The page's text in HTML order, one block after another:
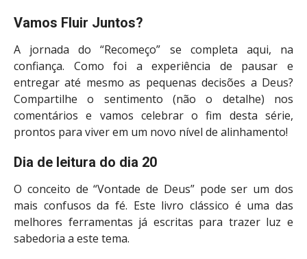
Vamos Fluir Juntos?
A jornada do “Recomeço” se completa aqui, na
confiança. Como foi a experiência de pausar e
entregar até mesmo as pequenas decisões a Deus?
Compartilhe o sentimento (não o detalhe) nos
comentários e vamos celebrar o fim desta série,
prontos para viver em um novo nível de alinhamento!
Dia de leitura do dia 20
O conceito de “Vontade de Deus” pode ser um dos
mais confusos da fé. Este livro clássico é uma das
melhores ferramentas já escritas para trazer luz e
sabedoria a este tema.